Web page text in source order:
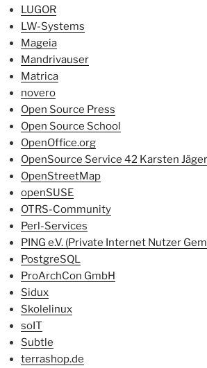
LUGOR
LW-Systems
Mageia
Mandrivauser
Matrica
novero
Open Source Press
Open Source School
OpenOffice.org
OpenSource Service 42 Karsten Jäger
OpenStreetMap
openSUSE
OTRS-Community
Perl-Services
PING e.V. (Private Internet Nutzer
PostgreSQL
ProArchCon GmbH
Sidux
Skolelinux
soIT
Subtle
terrashop.de